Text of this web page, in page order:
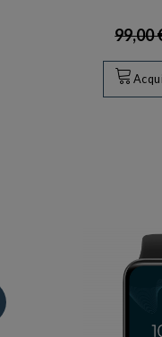
99,00